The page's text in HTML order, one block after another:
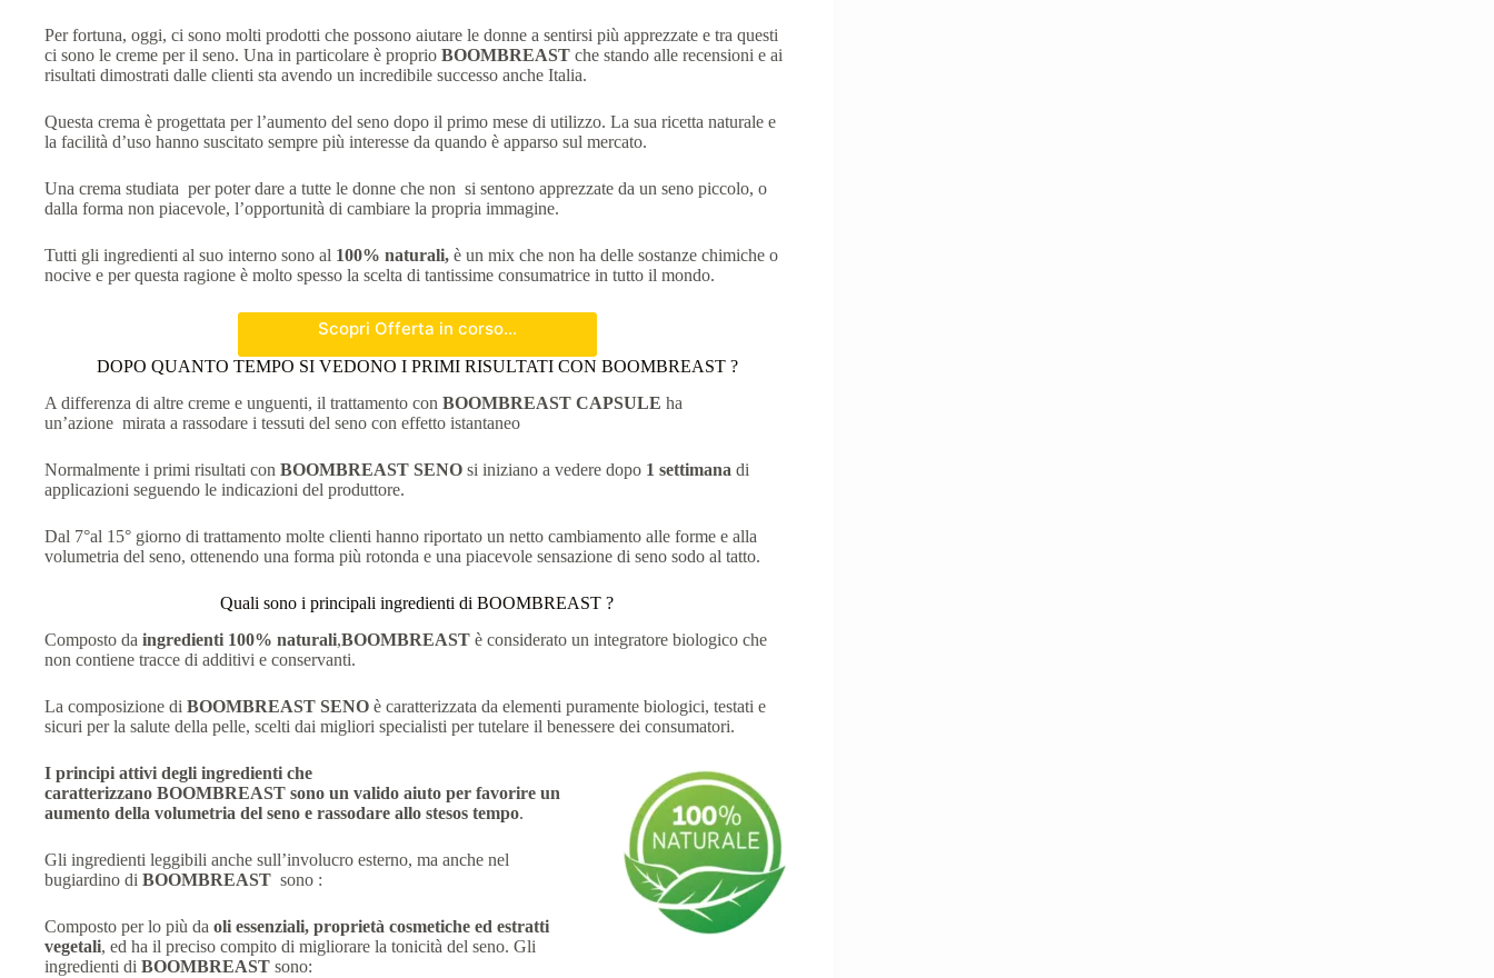
Per fortuna, oggi, ci sono molti prodotti che possono aiutare le donne a sentirsi più apprezzate e tra questi
ci sono le creme per il seno. Una in particolare è proprio BOOMBREAST che stando alle recensioni e ai
risultati dimostrati dalle clienti sta avendo un incredibile successo anche Italia.
Questa crema è progettata per l’aumento del seno dopo il primo mese di utilizzo. La sua ricetta naturale e
la facilità d’uso hanno suscitato sempre più interesse da quando è apparso sul mercato.
Una crema studiata per poter dare a tutte le donne che non si sentono apprezzate da un seno piccolo, o
dalla forma non piacevole, l’opportunità di cambiare la propria immagine.
Tutti gli ingredienti al suo interno sono al 100% naturali, è un mix che non ha delle sostanze chimiche o
nocive e per questa ragione è molto spesso la scelta di tantissime consumatrice in tutto il mondo.
Scopri Offerta in corso…
DOPO QUANTO TEMPO SI VEDONO I PRIMI RISULTATI CON BOOMBREAST ?
A differenza di altre creme e unguenti, il trattamento con BOOMBREAST CAPSULE ha
un’azione mirata a rassodare i tessuti del seno con effetto istantaneo
Normalmente i primi risultati con BOOMBREAST SENO si iniziano a vedere dopo 1 settimana di
applicazioni seguendo le indicazioni del produttore.
Dal 7°al 15° giorno di trattamento molte clienti hanno riportato un netto cambiamento alle forme e alla
volumetria del seno, ottenendo una forma più rotonda e una piacevole sensazione di seno sodo al tatto.
Quali sono i principali ingredienti di BOOMBREAST ?
Composto da ingredienti 100% naturali,BOOMBREAST è considerato un integratore biologico che
non contiene tracce di additivi e conservanti.
La composizione di BOOMBREAST SENO è caratterizzata da elementi puramente biologici, testati e
sicuri per la salute della pelle, scelti dai migliori specialisti per tutelare il benessere dei consumatori.
I principi attivi degli ingredienti che
caratterizzano BOOMBREAST sono un valido aiuto per favorire un
aumento della volumetria del seno e rassodare allo stesos tempo.
Gli ingredienti leggibili anche sull’involucro esterno, ma anche nel
bugiardino di BOOMBREAST sono :
Composto per lo più da oli essenziali, proprietà cosmetiche ed estratti
vegetali, ed ha il preciso compito di migliorare la tonicità del seno. Gli
ingredienti di BOOMBREAST sono: